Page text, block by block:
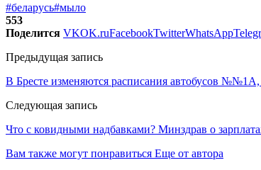
#беларусь#мыло
553
Поделится VKOK.ruFacebookTwitterWhatsApp
Предыдущая запись
В Бресте изменяются расписания автобусов
Следующая запись
Что с ковидными надбавками? Минздрав о
Вам также могут понравиться Еще от автора